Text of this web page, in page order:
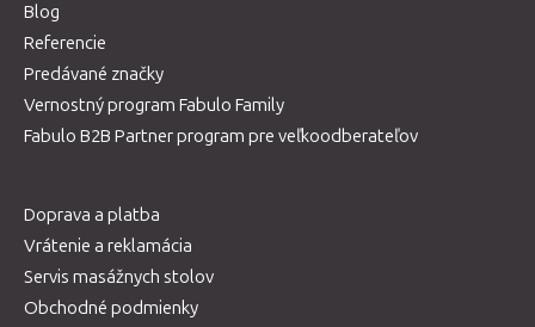
Blog
Referencie
Predávané značky
Vernostný program Fabulo Family
Fabulo B2B Partner program pre veľkoodberateľov
Doprava a platba
Vrátenie a reklamácia
Servis masážnych stolov
Obchodné podmienky